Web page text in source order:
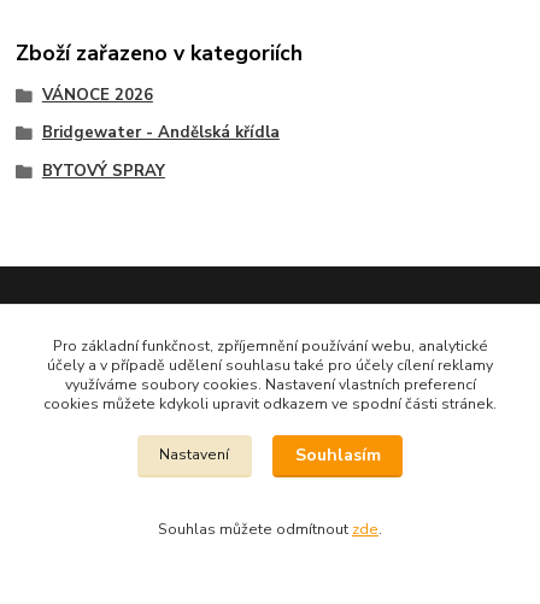
Zboží zařazeno v kategoriích
VÁNOCE 2026
Bridgewater - Andělská křídla
BYTOVÝ SPRAY
Dekora Styl - Jahodová
Pro základní funkčnost, zpříjemnění používání webu, analytické
účely a v případě udělení souhlasu také pro účely cílení reklamy
využíváme soubory cookies. Nastavení vlastních preferencí
cookies můžete kdykoli upravit odkazem ve spodní části stránek.
Nastavení Souhlasím
Souhlas můžete odmítnout zde.